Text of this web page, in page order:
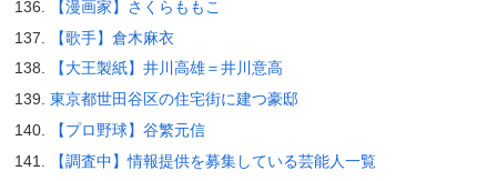
【漫画家】さくらももこ
【歌手】倉木麻衣
【大王製紙】井川高雄＝井川意高
東京都世田谷区の住宅街に建つ豪邸
【プロ野球】谷繁元信
【調査中】情報提供を募集している芸能人一覧